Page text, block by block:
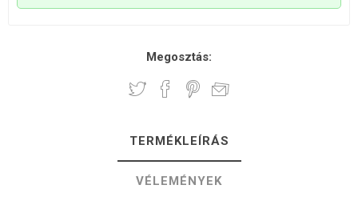
Megosztás:
TERMÉKLEÍRÁS
VÉLEMÉNYEK